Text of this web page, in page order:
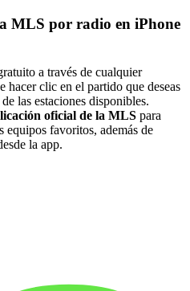
MLS por radio en iPhone
a través de cualquier
hacer clic en el partido que deseas
las estaciones disponibles.
oficial de la MLS para
equipos favoritos, además de
la app.